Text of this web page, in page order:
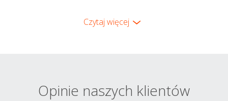
Czytaj więcej
Opinie naszych klientów